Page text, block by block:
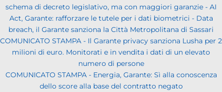
schema di decreto legislativo, ma con maggiori garanzie - AI
Act, Garante: rafforzare le tutele per i dati biometrici - Data
breach, il Garante sanziona la Città Metropolitana di Sassari
COMUNICATO STAMPA - Il Garante privacy sanziona Lusha per 2
milioni di euro. Monitorati e in vendita i dati di un elevato
numero di persone
COMUNICATO STAMPA - Energia, Garante: Sì alla conoscenza
dello score alla base del contratto negato